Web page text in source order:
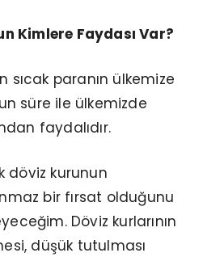
Kimlere Faydası Var?
sıcak paranın ülkemize
süre ile ülkemizde
faydalıdır.
döviz kurunun
bir fırsat olduğunu
Döviz kurlarının
düşük tutulması